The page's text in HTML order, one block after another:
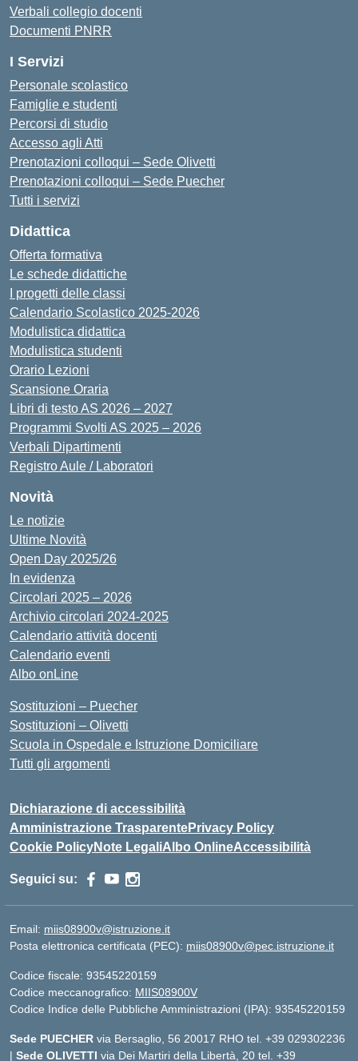
Verbali collegio docenti
Documenti PNRR
I Servizi
Personale scolastico
Famiglie e studenti
Percorsi di studio
Accesso agli Atti
Prenotazioni colloqui – Sede Olivetti
Prenotazioni colloqui – Sede Puecher
Tutti i servizi
Didattica
Offerta formativa
Le schede didattiche
I progetti delle classi
Calendario Scolastico 2025-2026
Modulistica didattica
Modulistica studenti
Orario Lezioni
Scansione Oraria
Libri di testo AS 2026 – 2027
Programmi Svolti AS 2025 – 2026
Verbali Dipartimenti
Registro Aule / Laboratori
Novità
Le notizie
Ultime Novità
Open Day 2025/26
In evidenza
Circolari 2025 – 2026
Archivio circolari 2024-2025
Calendario attività docenti
Calendario eventi
Albo onLine
Sostituzioni – Puecher
Sostituzioni – Olivetti
Scuola in Ospedale e Istruzione Domiciliare
Tutti gli argomenti
Dichiarazione di accessibilità
Amministrazione TrasparentePrivacy Policy
Cookie PolicyNote LegaliAlbo OnlineAccessibilità
Seguici su:
Email: miis08900v@istruzione.it
Posta elettronica certificata (PEC): miis08900v@pec.istruzione.it
Codice fiscale: 93545220159
Codice meccanografico: MIIS08900V
Codice Indice delle Pubbliche Amministrazioni (IPA): 93545220159
Sede PUECHER via Bersaglio, 56 20017 RHO tel. +39 029302236
| Sede OLIVETTI via Dei Martiri della Libertà, 20 tel. +39